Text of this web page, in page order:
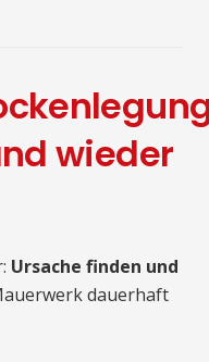
wieder
Ursache finden und
dauerhaft